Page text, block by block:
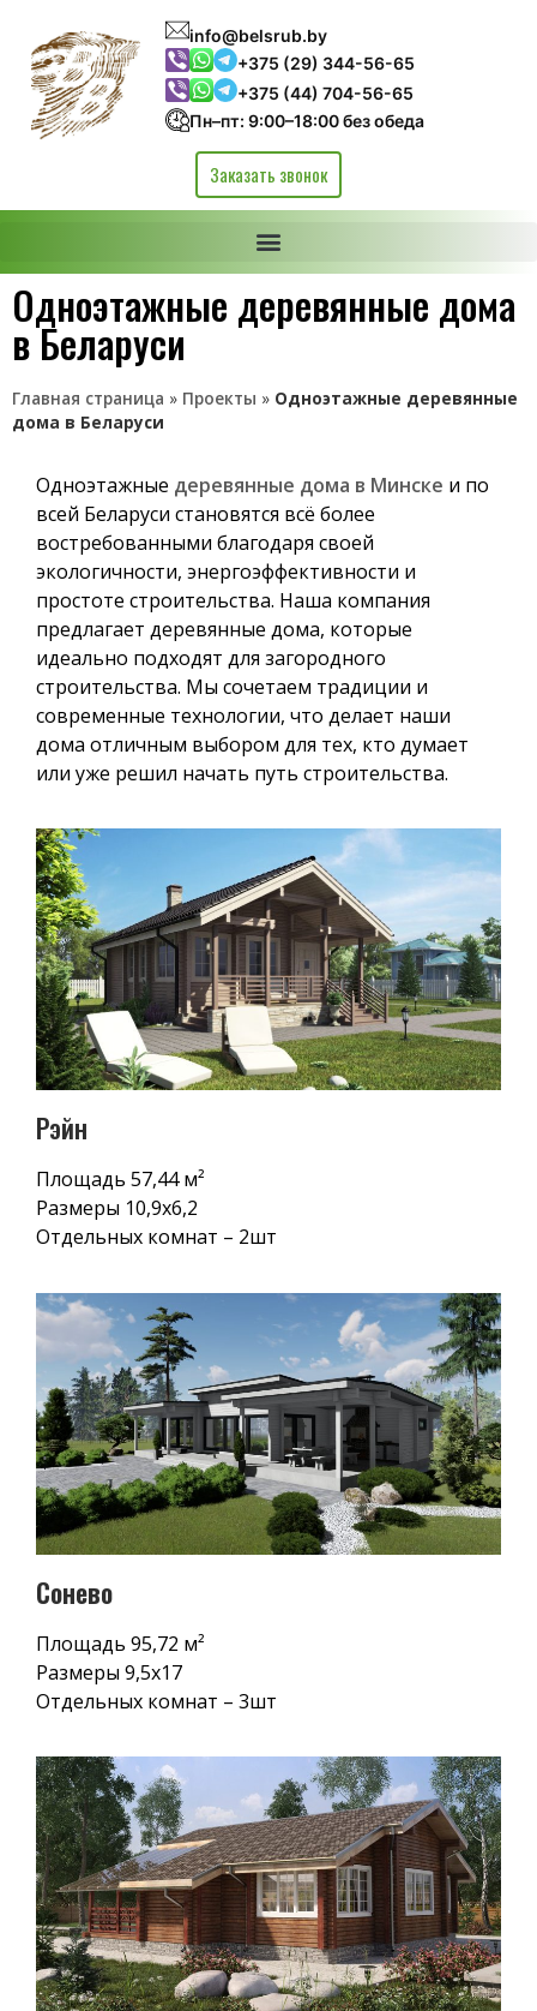
info@belsrub.by
+375 (29) 344-56-65
+375 (44) 704-56-65
Пн–пт: 9:00–18:00 без обеда
Заказать звонок
Одноэтажные деревянные дома
в Беларуси
Главная страница » Проекты » Одноэтажные деревянные
дома в Беларуси
Одноэтажные деревянные дома в Минске и по
всей Беларуси становятся всё более
востребованными благодаря своей
экологичности, энергоэффективности и
простоте строительства. Наша компания
предлагает деревянные дома, которые
идеально подходят для загородного
строительства. Мы сочетаем традиции и
современные технологии, что делает наши
дома отличным выбором для тех, кто думает
или уже решил начать путь строительства.
Рэйн
Площадь 57,44 м²
Размеры 10,9х6,2
Отдельных комнат – 2шт
Сонево
Площадь 95,72 м²
Размеры 9,5х17
Отдельных комнат – 3шт